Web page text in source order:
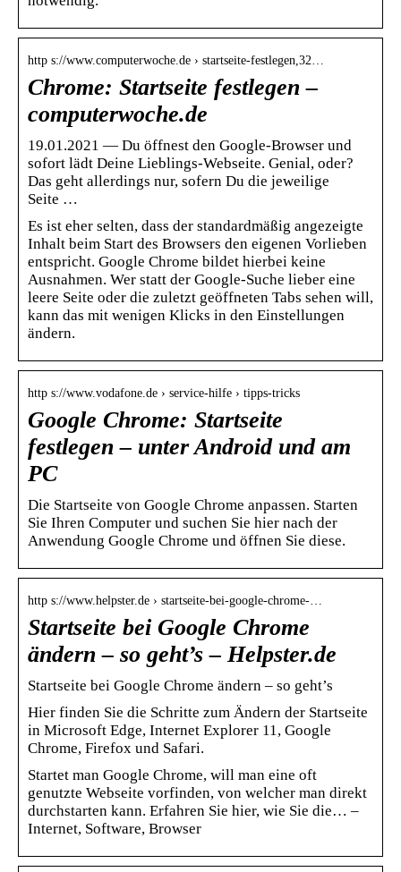
http s://www.computerwoche.de › startseite-festlegen,32…
Chrome: Startseite festlegen –
computerwoche.de
19.01.2021 — Du öffnest den Google-Browser und
sofort lädt Deine Lieblings-Webseite. Genial, oder?
Das geht allerdings nur, sofern Du die jeweilige
Seite …
Es ist eher selten, dass der standardmäßig angezeigte
Inhalt beim Start des Browsers den eigenen Vorlieben
entspricht. Google Chrome bildet hierbei keine
Ausnahmen. Wer statt der Google-Suche lieber eine
leere Seite oder die zuletzt geöffneten Tabs sehen will,
kann das mit wenigen Klicks in den Einstellungen
ändern.
http s://www.vodafone.de › service-hilfe › tipps-tricks
Google Chrome: Startseite
festlegen – unter Android und am
PC
Die Startseite von Google Chrome anpassen. Starten
Sie Ihren Computer und suchen Sie hier nach der
Anwendung Google Chrome und öffnen Sie diese.
http s://www.helpster.de › startseite-bei-google-chrome-…
Startseite bei Google Chrome
ändern – so geht’s – Helpster.de
Startseite bei Google Chrome ändern – so geht’s
Hier finden Sie die Schritte zum Ändern der Startseite
in Microsoft Edge, Internet Explorer 11, Google
Chrome, Firefox und Safari.
Startet man Google Chrome, will man eine oft
genutzte Webseite vorfinden, von welcher man direkt
durchstarten kann. Erfahren Sie hier, wie Sie die… –
Internet, Software, Browser